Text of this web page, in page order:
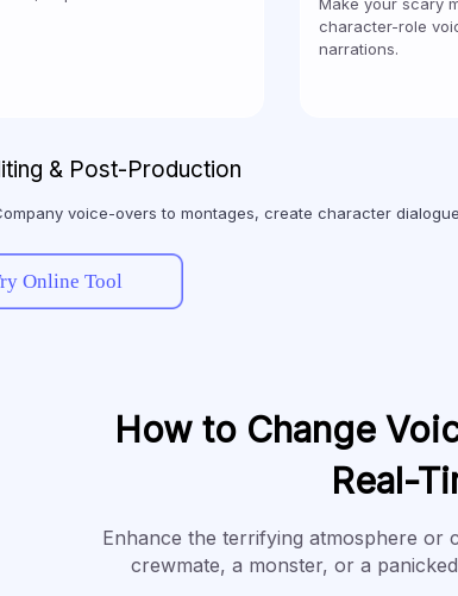
character-role
narrations.
& Post-Production
voice-overs to montages, create character
Online Tool
How to Change
Real-
Enhance the terrifying atmosphere or
crewmate, a monster, or a